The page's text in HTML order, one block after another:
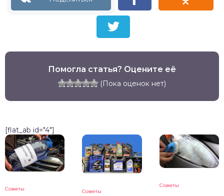
Помогла статья? Оцените её
(Пока оценок нет)
[flat_ab id="4"]
Советы Советы
Советы